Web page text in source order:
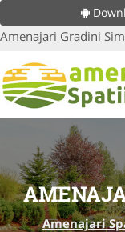
Amenajari Gradini
Amenajari